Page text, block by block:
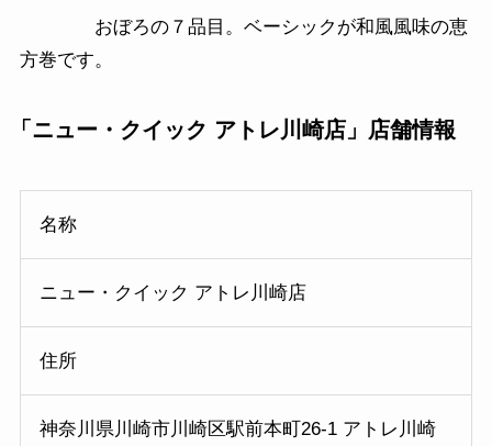
おぼろの７品目。ベーシックが和風風味の恵
方巻です。
「ニュー・クイック アトレ川崎店」店舗情報
名称
ニュー・クイック アトレ川崎店
住所
神奈川県川崎市川崎区駅前本町26-1 アトレ川崎